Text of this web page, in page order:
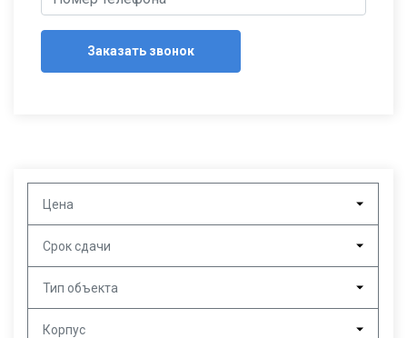
Заказать звонок
Цена
Срок сдачи
Тип объекта
Корпус